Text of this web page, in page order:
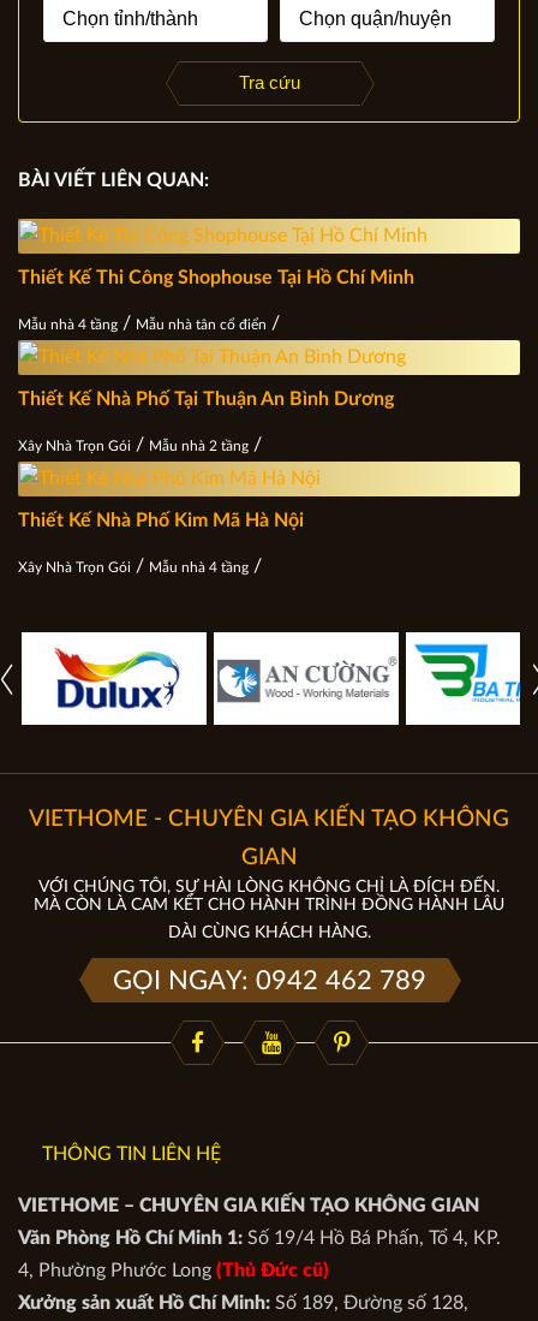
Tra cứu
BÀI VIẾT LIÊN QUAN:
Thiết Kế Thi Công Shophouse Tại Hồ Chí Minh
Mẫu nhà 4 tầng / Mẫu nhà tân cổ điển /
Thiết Kế Nhà Phố Tại Thuận An Bình Dương
Xây Nhà Trọn Gói / Mẫu nhà 2 tầng /
Thiết Kế Nhà Phố Kim Mã Hà Nội
Xây Nhà Trọn Gói / Mẫu nhà 4 tầng /
VIETHOME - CHUYÊN GIA KIẾN TẠO KHÔNG
GIAN
VỚI CHÚNG TÔI, SỰ HÀI LÒNG KHÔNG CHỈ LÀ ĐÍCH ĐẾN.
MÀ CÒN LÀ CAM KẾT CHO HÀNH TRÌNH ĐỒNG HÀNH LÂU
DÀI CÙNG KHÁCH HÀNG.
GỌI NGAY: 0942 462 789
THÔNG TIN LIÊN HỆ
VIETHOME – CHUYÊN GIA KIẾN TẠO KHÔNG GIAN
Văn Phòng Hồ Chí Minh 1: Số 19/4 Hồ Bá Phấn, Tổ 4, KP.
4, Phường Phước Long (Thủ Đức cũ)
Xưởng sản xuất Hồ Chí Minh: Số 189, Đường số 128,